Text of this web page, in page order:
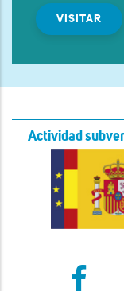
VISITAR
Actividad